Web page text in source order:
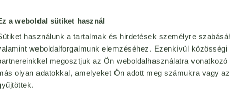
a weboldal sütiket használ
használunk a tartalmak és hirdetések személyre
weboldalforgalmunk elemzéséhez. Ezenkívül
megosztjuk az Ön weboldalhasználatra
olyan adatokkal, amelyeket Ön adott meg számukra vagy